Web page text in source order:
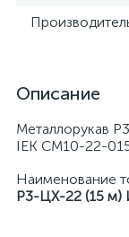
Описание
Металлорукав
IEK CM10-22-
Наименование
Р3-ЦХ-22 (15